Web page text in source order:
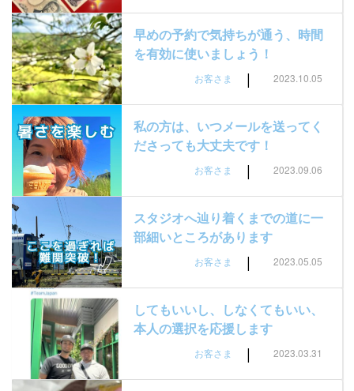
早めの予約で気持ちが通う、時間
を有効に使いましょう！
お客さま | 2023.10.05
私の方は、いつメールを送ってく
ださっても大丈夫です！
お客さま | 2023.09.06
スタジオへ辿り着くまでの道に一
部細いところがあります
お客さま | 2023.05.05
してもいいし、しなくてもいい、
本人の選択を応援します
お客さま | 2023.03.31